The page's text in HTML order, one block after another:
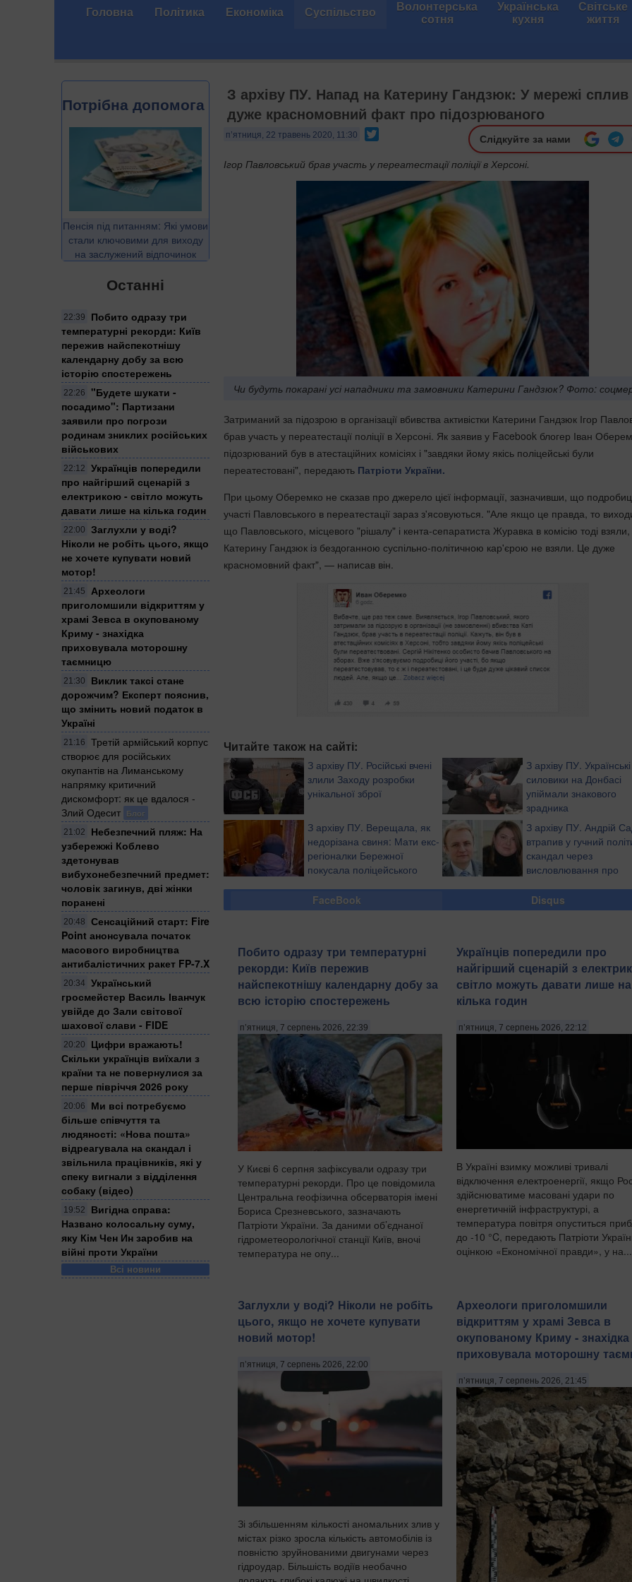
Головна Політика Економіка Суспільство Волонтерська
сотня
Українська
кухня
Світське
життя
Потрібна допомога
Пенсія під питанням: Які умови
стали ключовими для виходу
на заслужений відпочинок
Останні
22:39
Побито одразу три
температурні рекорди: Київ
пережив найспекотнішу
календарну добу за всю
історію спостережень
22:26
"Будете шукати -
посадимо": Партизани
заявили про погрози
родинам зниклих російських
військових
22:12
Українців попередили
про найгірший сценарій з
електрикою - світло можуть
давати лише на кілька годин
22:00
Заглухли у воді?
Ніколи не робіть цього, якщо
не хочете купувати новий
мотор!
21:45
Археологи
приголомшили відкриттям у
храмі Зевса в окупованому
Криму - знахідка
приховувала моторошну
таємницю
21:30
Виклик таксі стане
дорожчим? Експерт пояснив,
що змінить новий податок в
Україні
21:16
Третій армійський корпус
створює для російських
окупантів на Лиманському
напрямку критичний
дискомфорт: як це вдалося -
Злий Одесит Блог
21:02
Небезпечний пляж: На
узбережжі Коблево
здетонував
вибухонебезпечний предмет:
чоловік загинув, дві жінки
поранені
20:48
Сенсаційний старт: Fire
Point анонсувала початок
масового виробництва
антибалістичних ракет FP-7.X
20:34
Український
гросмейстер Василь Іванчук
увійде до Зали світової
шахової слави - FIDE
20:20
Цифри вражають!
Скільки українців виїхали з
країни та не повернулися за
перше півріччя 2026 року
20:06
Ми всі потребуємо
більше співчуття та
людяності: «Нова пошта»
відреагувала на скандал і
звільнила працівників, які у
спеку вигнали з відділення
собаку (відео)
19:52
Вигідна справа:
Названо колосальну суму,
яку Кім Чен Ин заробив на
війні проти України
Всі новини
З архіву ПУ. Напад на Катерину Гандзюк: У мережі сплив
дуже красномовний факт про підозрюваного
п’ятниця, 22 травень 2020, 11:30 Слідкуйте за нами
Ігор Павловський брав участь у переатестації поліції в Херсоні.
Чи будуть покарані усі нападники та замовники Катерини Гандзюк? Фото:
Затриманий за підозрою в організації вбивства активістки Катерини Гандзюк Ігор
брав участь у переатестації поліції в Херсоні. Як заявив у Facebook блогер Іван
підозрюваний був в атестаційних комісіях і "завдяки йому якісь поліцейські були
переатестовані", передають Патріоти України.
При цьому Оберемко не сказав про джерело цієї інформації, зазначивши, що
участі Павловського в переатестації зараз з'ясовуються. "Але якщо це правда, то
що Павловського, місцевого "рішалу" і кента-сепаратиста Журавка в комісію тоді
Катерину Гандзюк із бездоганною суспільно-політичною кар'єрою не взяли. Це дуже
красномовний факт", — написав він.
Читайте також на сайті:
З архіву ПУ. Російські вчені
злили Заходу розробки
унікальної зброї
З архіву ПУ. Українські
силовики на Донбасі
упіймали знакового
зрадника
З архіву ПУ. Верещала, як
недорізана свиня: Мати екс-
регіоналки Бережної
покусала поліцейського
З архіву ПУ. Андрій
втрапив у гучний
скандал через
висловлювання про
FaceBook
Disqus
Побито одразу три температурні
рекорди: Київ пережив
найспекотнішу календарну добу за
всю історію спостережень
п’ятниця, 7 серпень 2026, 22:39
У Києві 6 серпня зафіксували одразу три
температурні рекорди. Про це повідомила
Центральна геофізична обсерваторія імені
Бориса Срезневського, зазначають
Патріоти України. За даними об’єднаної
гідрометеорологічної станції Київ, вночі
температура не опу...
Українців попередили про
найгірший сценарій з
світло можуть давати лише на
кілька годин
п’ятниця, 7 серпень 2026, 22:12
В Україні взимку можливі тривалі
відключення електроенергії, якщо
здійснюватиме масовані удари по
енергетичній інфраструктурі, а
температура повітря опуститься
до -10 °C, передають Патріоти
оцінкою «Економічної правди», у на...
Заглухли у воді? Ніколи не робіть
цього, якщо не хочете купувати
новий мотор!
п’ятниця, 7 серпень 2026, 22:00
Зі збільшенням кількості аномальних злив у
містах різко зросла кількість автомобілів із
повністю зруйнованими двигунами через
гідроудар. Більшість водіїв необачно
Археологи приголомшили
відкриттям у храмі Зевса в
окупованому Криму - знахідка
приховувала моторошну
п’ятниця, 7 серпень 2026, 21:45